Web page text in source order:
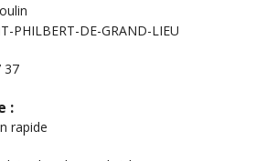
PHILBERT-DE-GRAND-LIEU
37
:
rapide